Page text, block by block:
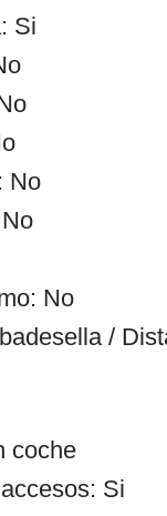
Si
No
No
/
coche
Si